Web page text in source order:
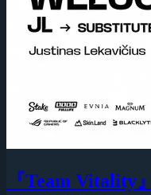
『Team Vitality